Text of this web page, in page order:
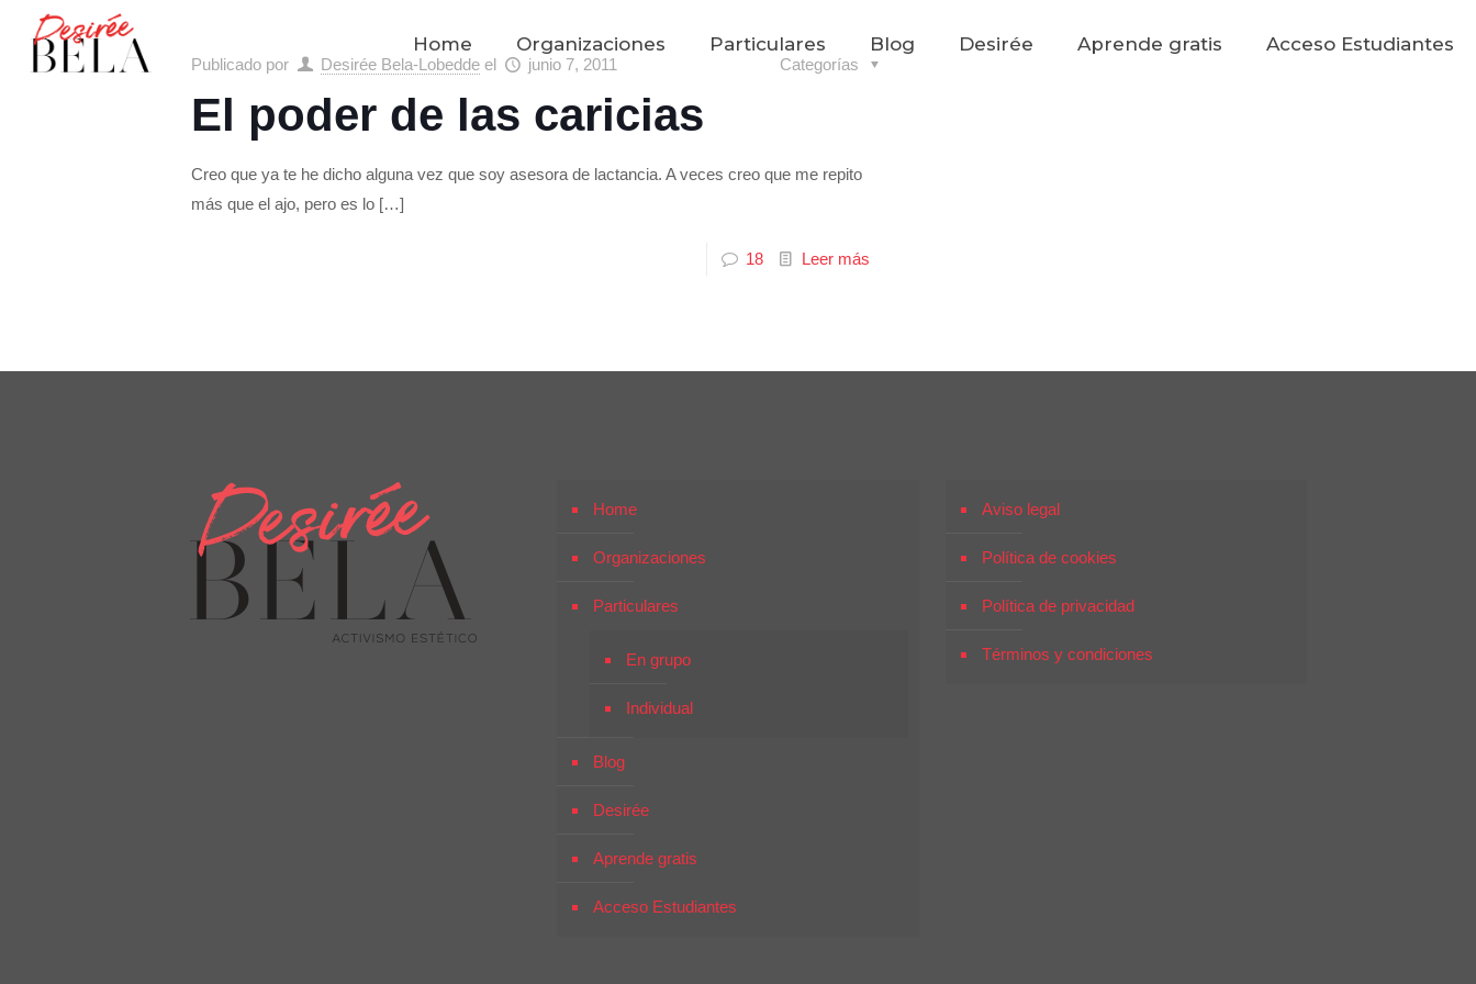
Home Organizaciones Particulares Blog Desirée Aprende gratis Acceso Estudiantes
Publicado por Desirée Bela-Lobedde el junio 7, 2011 Categorías
El poder de las caricias
Creo que ya te he dicho alguna vez que soy asesora de lactancia. A veces creo que me repito
más que el ajo, pero es lo […]
18 Leer más
Home
Organizaciones
Particulares
En grupo
Individual
Blog
Desirée
Aprende gratis
Acceso Estudiantes
Aviso legal
Política de cookies
Política de privacidad
Términos y condiciones